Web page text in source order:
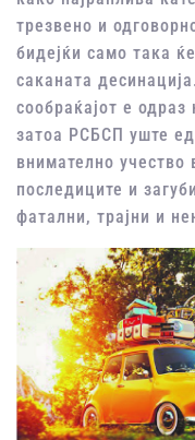
трезвено и
бидејќи само така
саканата
сообраќајот е
затоа РСБСП уште
внимателно учество
последиците и
фатални, трајни и